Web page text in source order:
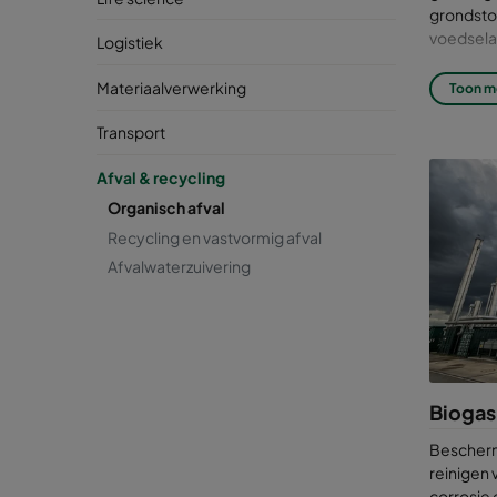
Logistiek
Materiaalverwerking
Transport
Afval & recycling
Organisch afval
Recycling en vastvormig afval
Afvalwaterzuivering
maken,
Biogas
Toon
reinigen